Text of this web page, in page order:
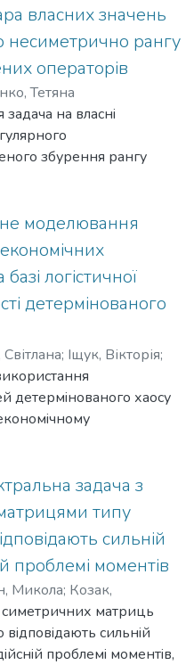
власних значень
несиметрично рангу
операторів
Тетяна
задача на власнi
збурення рангу
потенцiалом (δ1 6= δ2)
δ1iδ2. Надається
опис оператора вигляду
точки точкового
слабо сингулярного
моделювання
логістичної
детермінованого
; Іщук, Вікторія;
детермiнованого хаосу
її стохастичної
у виглядi однiєї iз
динамiчного хаосу.
модель до
ризикованих
надходження
задача з
типу
сильній
проблемі моментів
Микола; Козак,
матриць
вiдповiдають сильнiй
проблемi моментiв,